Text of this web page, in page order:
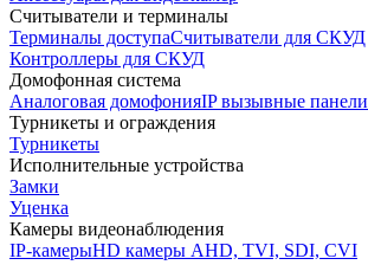
Считыватели и терминалы
Терминалы доступаСчитыватели для СКУД
Контроллеры для СКУД
Домофонная система
Аналоговая домофонияIP вызывные панели
Турникеты и ограждения
Турникеты
Исполнительные устройства
Замки
Уценка
Камеры видеонаблюдения
IP-камерыHD камеры AHD, TVI, SDI, CVI